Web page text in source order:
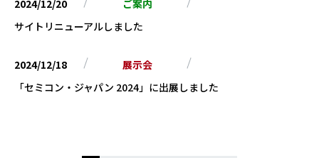
2024/12/20
ご案内
サイトリニューアルしました
2024/12/18
展示会
「セミコン・ジャパン 2024」に出展しました